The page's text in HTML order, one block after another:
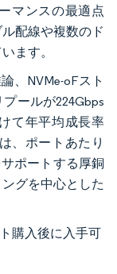
マンスの最適点
配線や複数のド
ます。
、NVMe-oFスト
ールが224Gbps
て年平均成長率
、ポートあたり
ポートする厚銅
グを中心とした
示が必要です。
購入後に入手可